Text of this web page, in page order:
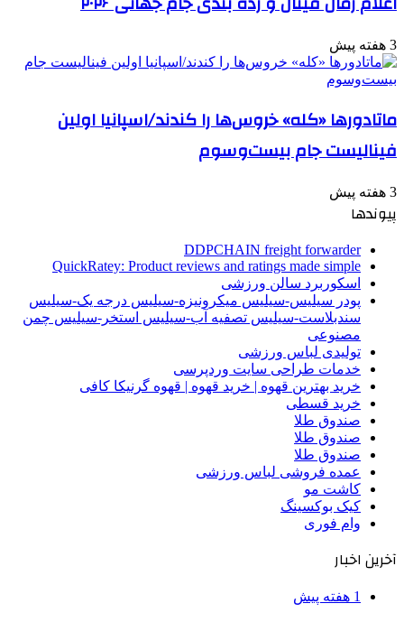
3 هفته پیش
ماتادورها «کله» خروس‌ها را کندند/اسپانیا اولین
فینالیست جام بیست‌وسوم
3 هفته پیش
پیوندها
DDPCHAIN freight forwarder
QuickRatey: Product reviews and ratings made simple
اسکوربرد سالن ورزشی
پودر سیلیس-سیلیس میکرونیزه-سیلیس درجه یک-سیلیس
سندبلاست-سیلیس تصفیه آب-سیلیس استخر-سیلیس چمن
مصنوعی
تولیدی لباس ورزشی
خدمات طراحی سایت وردپرسی
خرید بهترین قهوه | خرید قهوه | قهوه گرنیکا کافی
خرید قسطی
صندوق طلا
صندوق طلا
صندوق طلا
عمده فروشی لباس ورزشی
کاشت مو
کیک بوکسینگ
وام فوری
آخرین اخبار
1 هفته پیش